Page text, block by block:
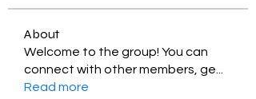
About
Welcome to the group! You can
connect with other members, ge
Read more